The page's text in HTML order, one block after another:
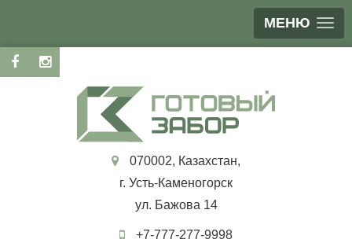
МЕНЮ
070002, Казахстан,
г. Усть-Каменогорск
ул. Бажова 14
+7-777-277-9998